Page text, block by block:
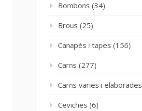
Bombons (34)
Brous (25)
Canapès i tapes (156)
Carns (277)
Carns varies i elaborades
Ceviches (6)